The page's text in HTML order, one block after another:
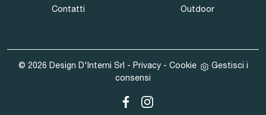
Contatti
Outdoor
© 2026 Design D'Interni Srl - Privacy- Cookie
Gestisci i
consensi